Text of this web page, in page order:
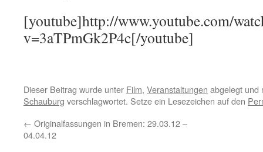
[youtube]http://www.youtube.com/
v=3aTPmGk2P4c[/youtube]
Dieser Beitrag wurde unter Film, Veranstaltungen abgelegt und
Schauburg verschlagwortet. Setze ein Lesezeichen auf den
← Originalfassungen in Bremen: 29.03.12 –
04.04.12